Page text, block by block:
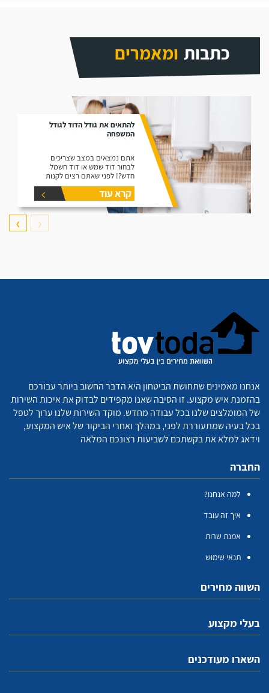
כתבות ומאמרים
להתאים את גודל הדוד לגודל
המשפחה
אתם נמצאים במצב שצריכים
לבחור דוד שמש או דוד חשמל
חדש?! לפני שאתם רצים לקנות
דוד תקרו את המאמר זה הוא נותן
את המידע הפורט על נפחים שונים
של דודים ואיזה דוד הכי יתאים
עבורכם.
קרא עוד
❮
❯
אנחנו מאמינים שתחושת הביטחון היא הדבר החשוב ביותר עבורכם
בהזמנת איש מקצוע. זו הסיבה שאנו מקפידים לבדוק את איכות השירות
של המומלצים שלנו בכל עבודה מחדש. מוקד השירות שלנו ערוך לטפל
בכל בעיה שמתעוררת לפני, במהלך ואחרי הביקור של איש המקצוע,
וידאג למלא את בקשתכם לשביעות רצונכם המלאה
החברה
למה אנחנו?
איך זה עובד
אמנת שרות
תנאי שימוש
השווה מחירים
בעלי מקצוע
השארו מעודכנים